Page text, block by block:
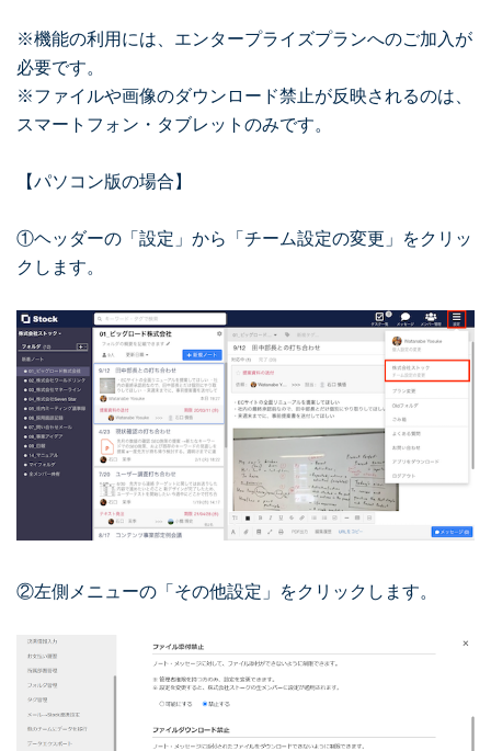
※機能の利用には、エンタープライズプランへのご加入が
必要です。
※ファイルや画像のダウンロード禁止が反映されるのは、
スマートフォン・タブレットのみです。
【パソコン版の場合】
①ヘッダーの「設定」から「チーム設定の変更」をクリッ
クします。
②左側メニューの「その他設定」をクリックします。